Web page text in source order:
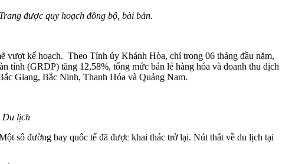
được quy hoạch đồng bộ, bài bản.
vượt kế hoạch. Theo Tỉnh ủy Khánh Hòa, chỉ trong 06 tháng đầu năm,
tỉnh (GRDP) tăng 12,58%, tổng mức bán lẻ hàng hóa và doanh thu dịch
Giang, Bắc Ninh, Thanh Hóa và Quảng Nam.
Du lịch
số đường bay quốc tế đã được khai thác trở lại. Nút thắt về du lịch tại